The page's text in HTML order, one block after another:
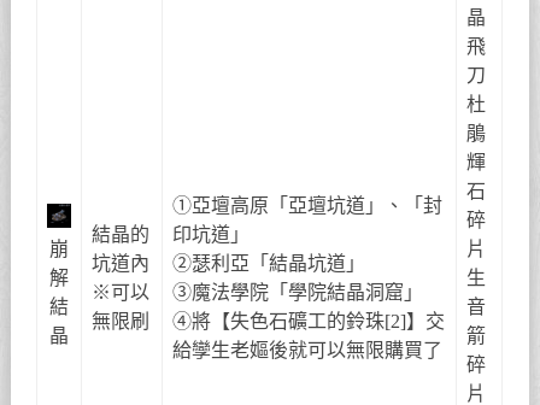
崩
解
結
晶
結晶的
坑道內
※可以
無限刷
①亞壇高原「亞壇坑道」、「封
印坑道」
②瑟利亞「結晶坑道」
③魔法學院「學院結晶洞窟」
④將【失色石礦工的鈴珠[2]】交
給孿生老嫗後就可以無限購買了
晶
飛
刀
杜
鵑
輝
石
碎
片
生
音
箭
碎
片